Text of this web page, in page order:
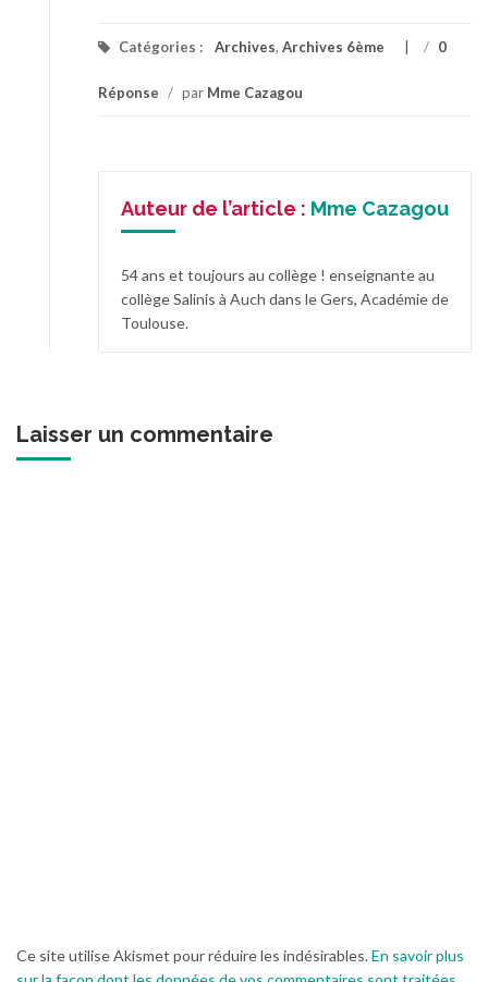
Catégories : Archives, Archives 6ème / 0
Réponse / par Mme Cazagou
Auteur de l’article : Mme Cazagou
54 ans et toujours au collège ! enseignante au
collège Salinis à Auch dans le Gers, Académie de
Toulouse.
Laisser un commentaire
Ce site utilise Akismet pour réduire les indésirables.En savoir plus